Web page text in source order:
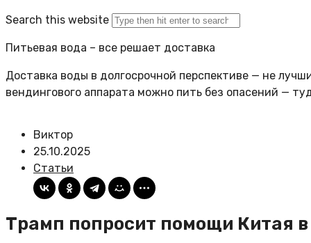
Search this website
Питьевая вода – все решает доставка
Доставка воды в долгосрочной перспективе — не
вендингового аппарата можно пить без опасений —
Виктор
25.10.2025
Статьи
Трамп попросит помощи Китая